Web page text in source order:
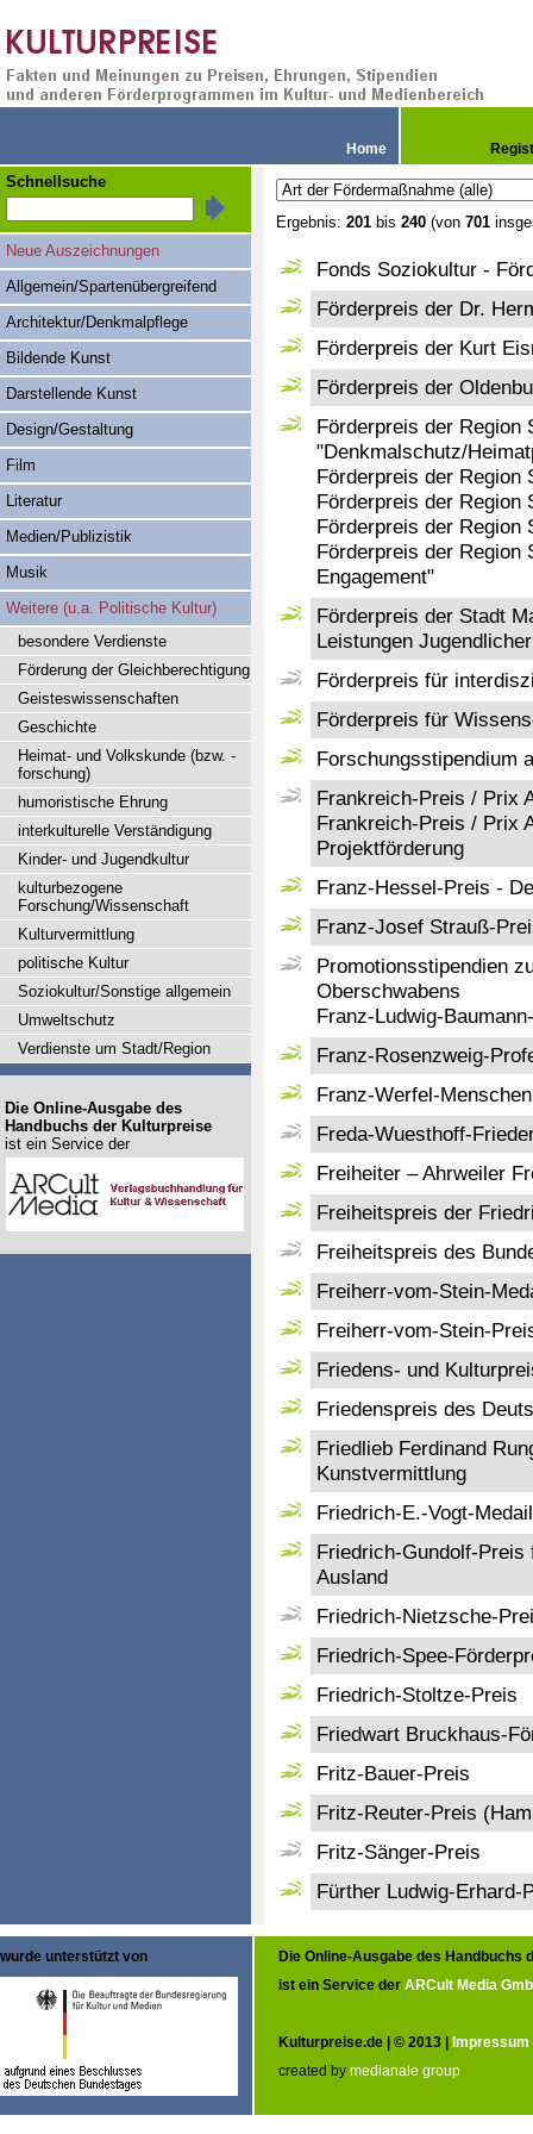
Home
Ergebnis: 201 bis 240 (von 701
Fonds Soziokultur -
Förderpreis der Dr.
Förderpreis der Kurt
Förderpreis der
Förderpreis der Region
"Denkmalschutz/
Förderpreis der Region
Förderpreis der Region
Förderpreis der Region
Förderpreis der Region
Engagement"
Förderpreis der Stadt
Leistungen Jugendlicher
Förderpreis für
Förderpreis für
Forschungsstipendium
Frankreich-Preis / Prix
Frankreich-Preis / Prix
Projektförderung
Franz-Hessel-Preis -
Franz-Josef Strauß-
Promotionsstipendien
Oberschwabens
Franz-Ludwig-
Franz-Rosenzweig-
Franz-Werfel-
Freda-Wuesthoff-
Freiheiter – Ahrweiler
Freiheitspreis der
Freiheitspreis des
Freiherr-vom-Stein-
Freiherr-vom-Stein-
Friedens- und
Friedenspreis des
Friedlieb Ferdinand
Kunstvermittlung
Friedrich-E.-Vogt-
Friedrich-Gundolf-
Ausland
Friedrich-Nietzsche-
Friedrich-Spee-
Friedrich-Stoltze-Preis
Friedwart Bruckhaus-
Fritz-Bauer-Preis
Fritz-Reuter-Preis
Fritz-Sänger-Preis
Fürther Ludwig-Erhard-
Schnellsuche
Neue Auszeichnungen
Allgemein/Spartenübergreifend
Architektur/Denkmalpflege
Bildende Kunst
Darstellende Kunst
Design/Gestaltung
Film
Literatur
Medien/Publizistik
Musik
Weitere (u.a. Politische Kultur)
besondere Verdienste
Förderung der Gleichberechtigung
Geisteswissenschaften
Geschichte
Heimat- und Volkskunde (bzw. -
forschung)
humoristische Ehrung
interkulturelle Verständigung
Kinder- und Jugendkultur
kulturbezogene
Forschung/Wissenschaft
Kulturvermittlung
politische Kultur
Soziokultur/Sonstige allgemein
Umweltschutz
Verdienste um Stadt/Region
Die Online-Ausgabe des
Handbuchs der Kulturpreise
ist ein Service der
wurde unterstützt von
Die Online-Ausgabe des Handbuchs
ist ein Service der ARCult Media
Kulturpreise.de | © 2013 | Impressum
created by medianale group